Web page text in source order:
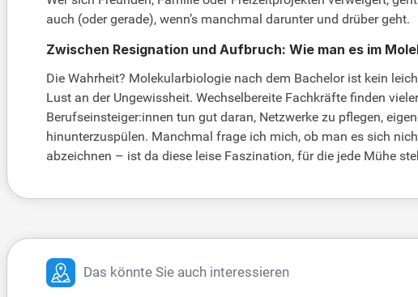
auch (oder gerade), wenn’s manchmal darunter und drüber geht.
Zwischen Resignation und Aufbruch: Wie man es im
Die Wahrheit? Molekularbiologie nach dem Bachelor ist kein
Lust an der Ungewissheit. Wechselbereite Fachkräfte finden
Berufseinsteiger:innen tun gut daran, Netzwerke zu pflegen,
hinunterzuspülen. Manchmal frage ich mich, ob man es sich
abzeichnen – ist da diese leise Faszination, für die jede Mühe
Das könnte Sie auch interessieren